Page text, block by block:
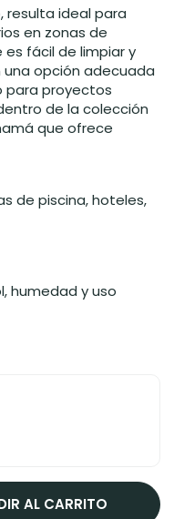
ideal para
en zonas de
es fácil de limpiar y
opción adecuada
para proyectos
de la colección
que ofrece
de piscina, hoteles,
humedad y uso
AL CARRITO